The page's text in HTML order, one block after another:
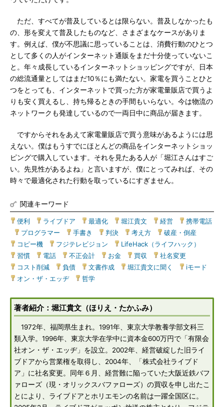
ただ、すべてが普及しているとは限らない。普及しなかったも
の、形を変えて普及したものなど、さまざまなケースがありま
す。例えば、僕が不思議に思っていることは、消費行動のひとつ
として多くの人がインターネット通販をまだ十分使っていないこ
と。年々成長しているインターネットショッピングですが、日本
の総流通量としてはまだ10％にも満たない。家電を買うことひと
つをとっても、インターネットで買った方が家電量販店で買うよ
りも安く買えるし、持ち帰るときの手間もいらない。今は物流の
ネットワークも発達しているので一両日中に商品が届きます。
ですからそれをあえて家電量販店で買う意味があるようには思
えない。僕はもうすでにほとんどの商品をインターネットショッ
ピングで購入しています。それを見たある人が「堀江さんはすご
い。先見性があるよね」と言いますが、僕にとってみれば、その
時々で最適化された行動を取っているにすぎません。
関連キーワード
便利 ライブドア 最適化 堀江貴文 経営
携帯電話
プログラマー 手書き 判決 考え方 破産・倒産
コピー機
フジテレビジョン LifeHack（ライフハック）
習慣
電話 不正会計 お金 買収 社名変更
コスト削減
負債 文書作成 堀江貴文に聞く iモード
オン・ザ・エッヂ| 哲学
著者紹介：堀江貴文（ほりえ・たかふみ）
1972年、福岡県生まれ。1991年、東京大学教養学部文科三
類入学。1996年、東京大学在学中に資本金600万円で「有限会
社オン・ザ・エッヂ」を設立。2002年、経営破綻した旧ライ
ブドアから営業権を取得し、2004年、「株式会社ライブド
ア」に社名変更。同年６月、経営難に陥っていた大阪近鉄バフ
ァローズ（現・オリックスバファローズ）の買収を申し出たこ
とにより、ライブドアとホリエモンの名前は一躍全国区に。